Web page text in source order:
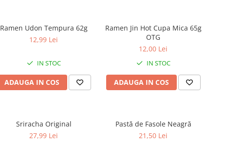
Ramen Udon Tempura 62g
12,99 Lei
IN STOC
ADAUGA IN COS
Ramen Jin Hot Cupa Mica 65g
OTG
12,00 Lei
IN STOC
ADAUGA IN COS
Sriracha Original
27,99 Lei
Pastă de Fasole Neagră
21,50 Lei